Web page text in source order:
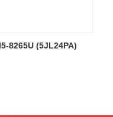
8265U (5JL24PA)